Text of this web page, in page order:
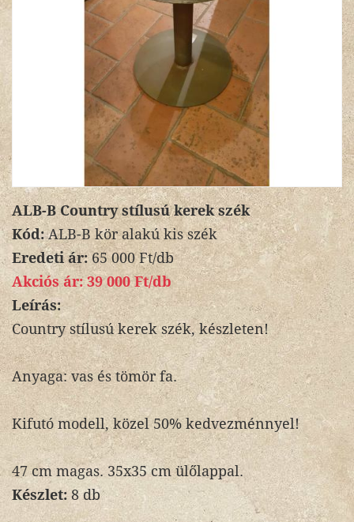
ALB-B Country stílusú kerek szék
Kód:ALB-B kör alakú kis szék
Eredeti ár:65 000 Ft/db
Akciós ár:39 000 Ft/db
Leírás:
Country stílusú kerek szék, készleten!
Anyaga: vas és tömör fa.
Kifutó modell, közel 50% kedvezménnyel!
47 cm magas. 35x35 cm ülőlappal.
Készlet:8 db